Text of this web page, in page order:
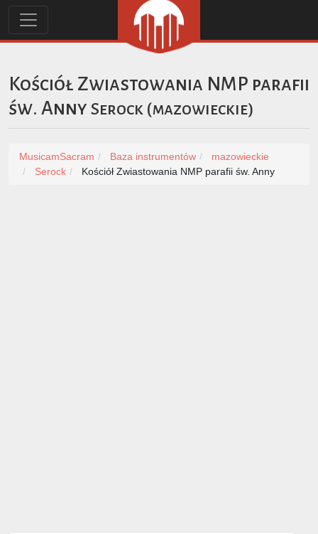
Kościół Zwiastowania NMP parafii
św. Anny Serock (mazowieckie)
MusicamSacram Baza instrumentów
mazowieckie
Serock
Kościół Zwiastowania NMP parafii św. Anny